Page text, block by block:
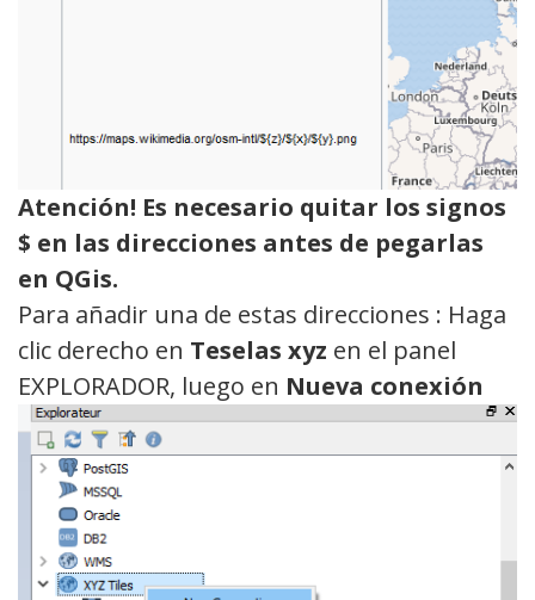
Atención! Es necesario quitar los signos
$ en las direcciones antes de pegarlas
en QGis.
Para añadir una de estas direcciones : Haga
clic derecho en Teselas xyz en el panel
EXPLORADOR, luego en Nueva conexión